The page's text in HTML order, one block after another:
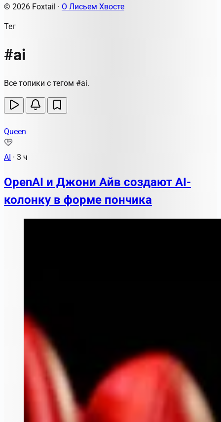
© 2026 Foxtail · О Лисьем Хвосте
Тег
#ai
Все топики с тегом #ai.
Queen
AI · 3 ч
OpenAI и Джони Айв создают AI-
колонку в форме пончика